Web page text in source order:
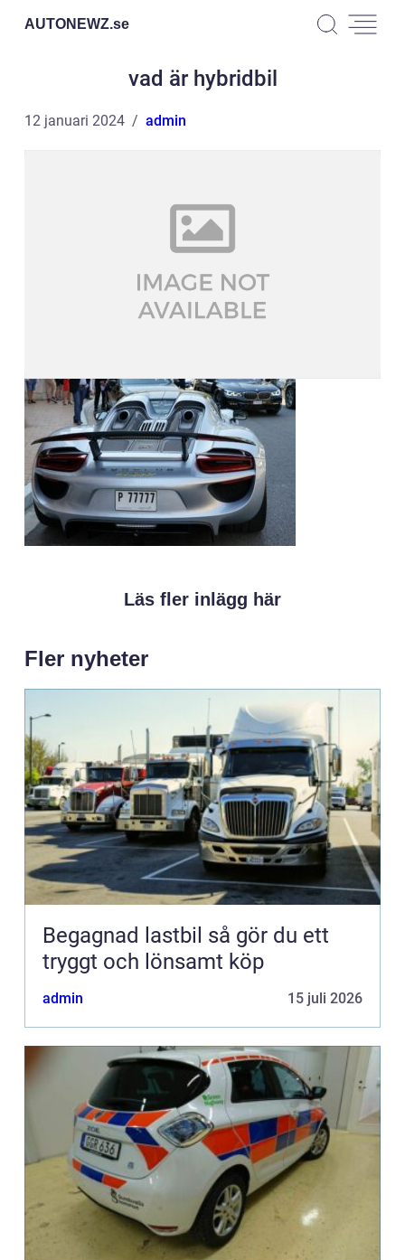
AUTONEWZ.se
vad är hybridbil
12 januari 2024 admin
Läs fler inlägg här
Fler nyheter
Begagnad lastbil så gör du ett
tryggt och lönsamt köp
admin 15 juli 2026